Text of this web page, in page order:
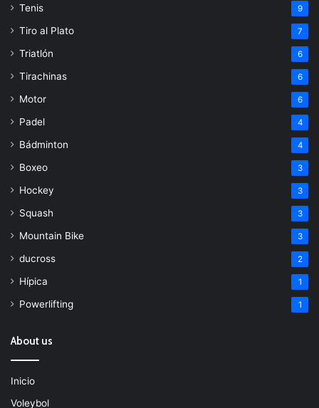
Tenis 9
Tiro al Plato 7
Triatlón 6
Tirachinas 6
Motor 6
Padel 4
Bádminton 4
Boxeo 3
Hockey 3
Squash 3
Mountain Bike 3
ducross 2
Hípica 1
Powerlifting 1
About us
Inicio
Voleybol